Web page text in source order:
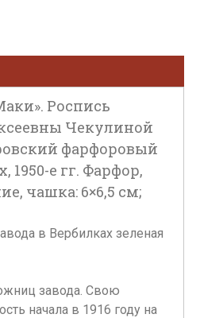
Роспись
Чекулиной
фарфоровый
1950-е гг. Фарфор,
чашка: 6×6,5 см;
в Вербилках зеленая
завода. Свою
начала в 1916 году на